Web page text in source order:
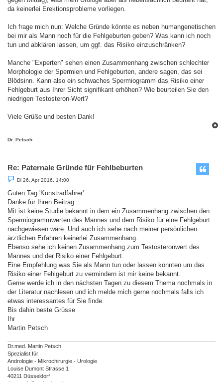
da keinerlei Erektionsprobleme vorliegen.
Ich frage mich nun: Welche Gründe könnte es neben humangenetischen
bei mir als Mann noch für die Fehlgeburten geben? Was kann ich noch
tun und abklären lassen, um ggf. das Risiko einzuschränken?
Manche "Experten" sehen einen Zusammenhang zwischen schlechter
Morphologie der Spermien und Fehlgeburten, andere sagen, das sei
Blödsinn. Kann also ein schwaches Spermiogramm das Risiko einer
Fehlgeburt aus Ihrer Sicht signifikant erhöhen? Wie beurteilen Sie den
niedrigen Testosteron-Wert?
Viele Grüße und besten Dank!
Dr. Petsch
Re: Paternale Gründe für Fehlbeburten
B
e
t
r
g
Di 26. Apr 2016, 14:00
Guten Tag 'Kunstradfahrer'
Danke für Ihren Beitrag.
Mit ist keine Studie bekannt in dem ein Zusammenhang zwischen den
Spermiogrammwerten des Mannes und dem Risiko für eine Fehlgeburt
nachgewiesen wäre. Und auch ich sehe nach meiner persönlichen
ärztlichen Erfahren keinerlei Zusammenhang.
Ebenso sehe ich keinen Zusammenhang zum Testosteronwert des
Mannes und der Risiko einer Fehlgeburt.
Eine Empfehlung was Sie als Mann tun oder lassen könnten um das
Risiko einer Fehlgeburt zu vermindern ist mir keine bekannt.
Gerne werde ich in den nächsten Tagen zu diesem Thema nochmals in
der Literatur nachlesen und ich melde mich gerne nochmals falls ich
etwas interessantes für Sie finde.
Bis dahin beste Grüsse
Ihr
Martin Petsch
Dr.med. Martin Petsch
Spezialist für
Andrologie - Mikrochirurgie - Urologie
Louise Dumont Strasse 1
40211 Düsseldorf